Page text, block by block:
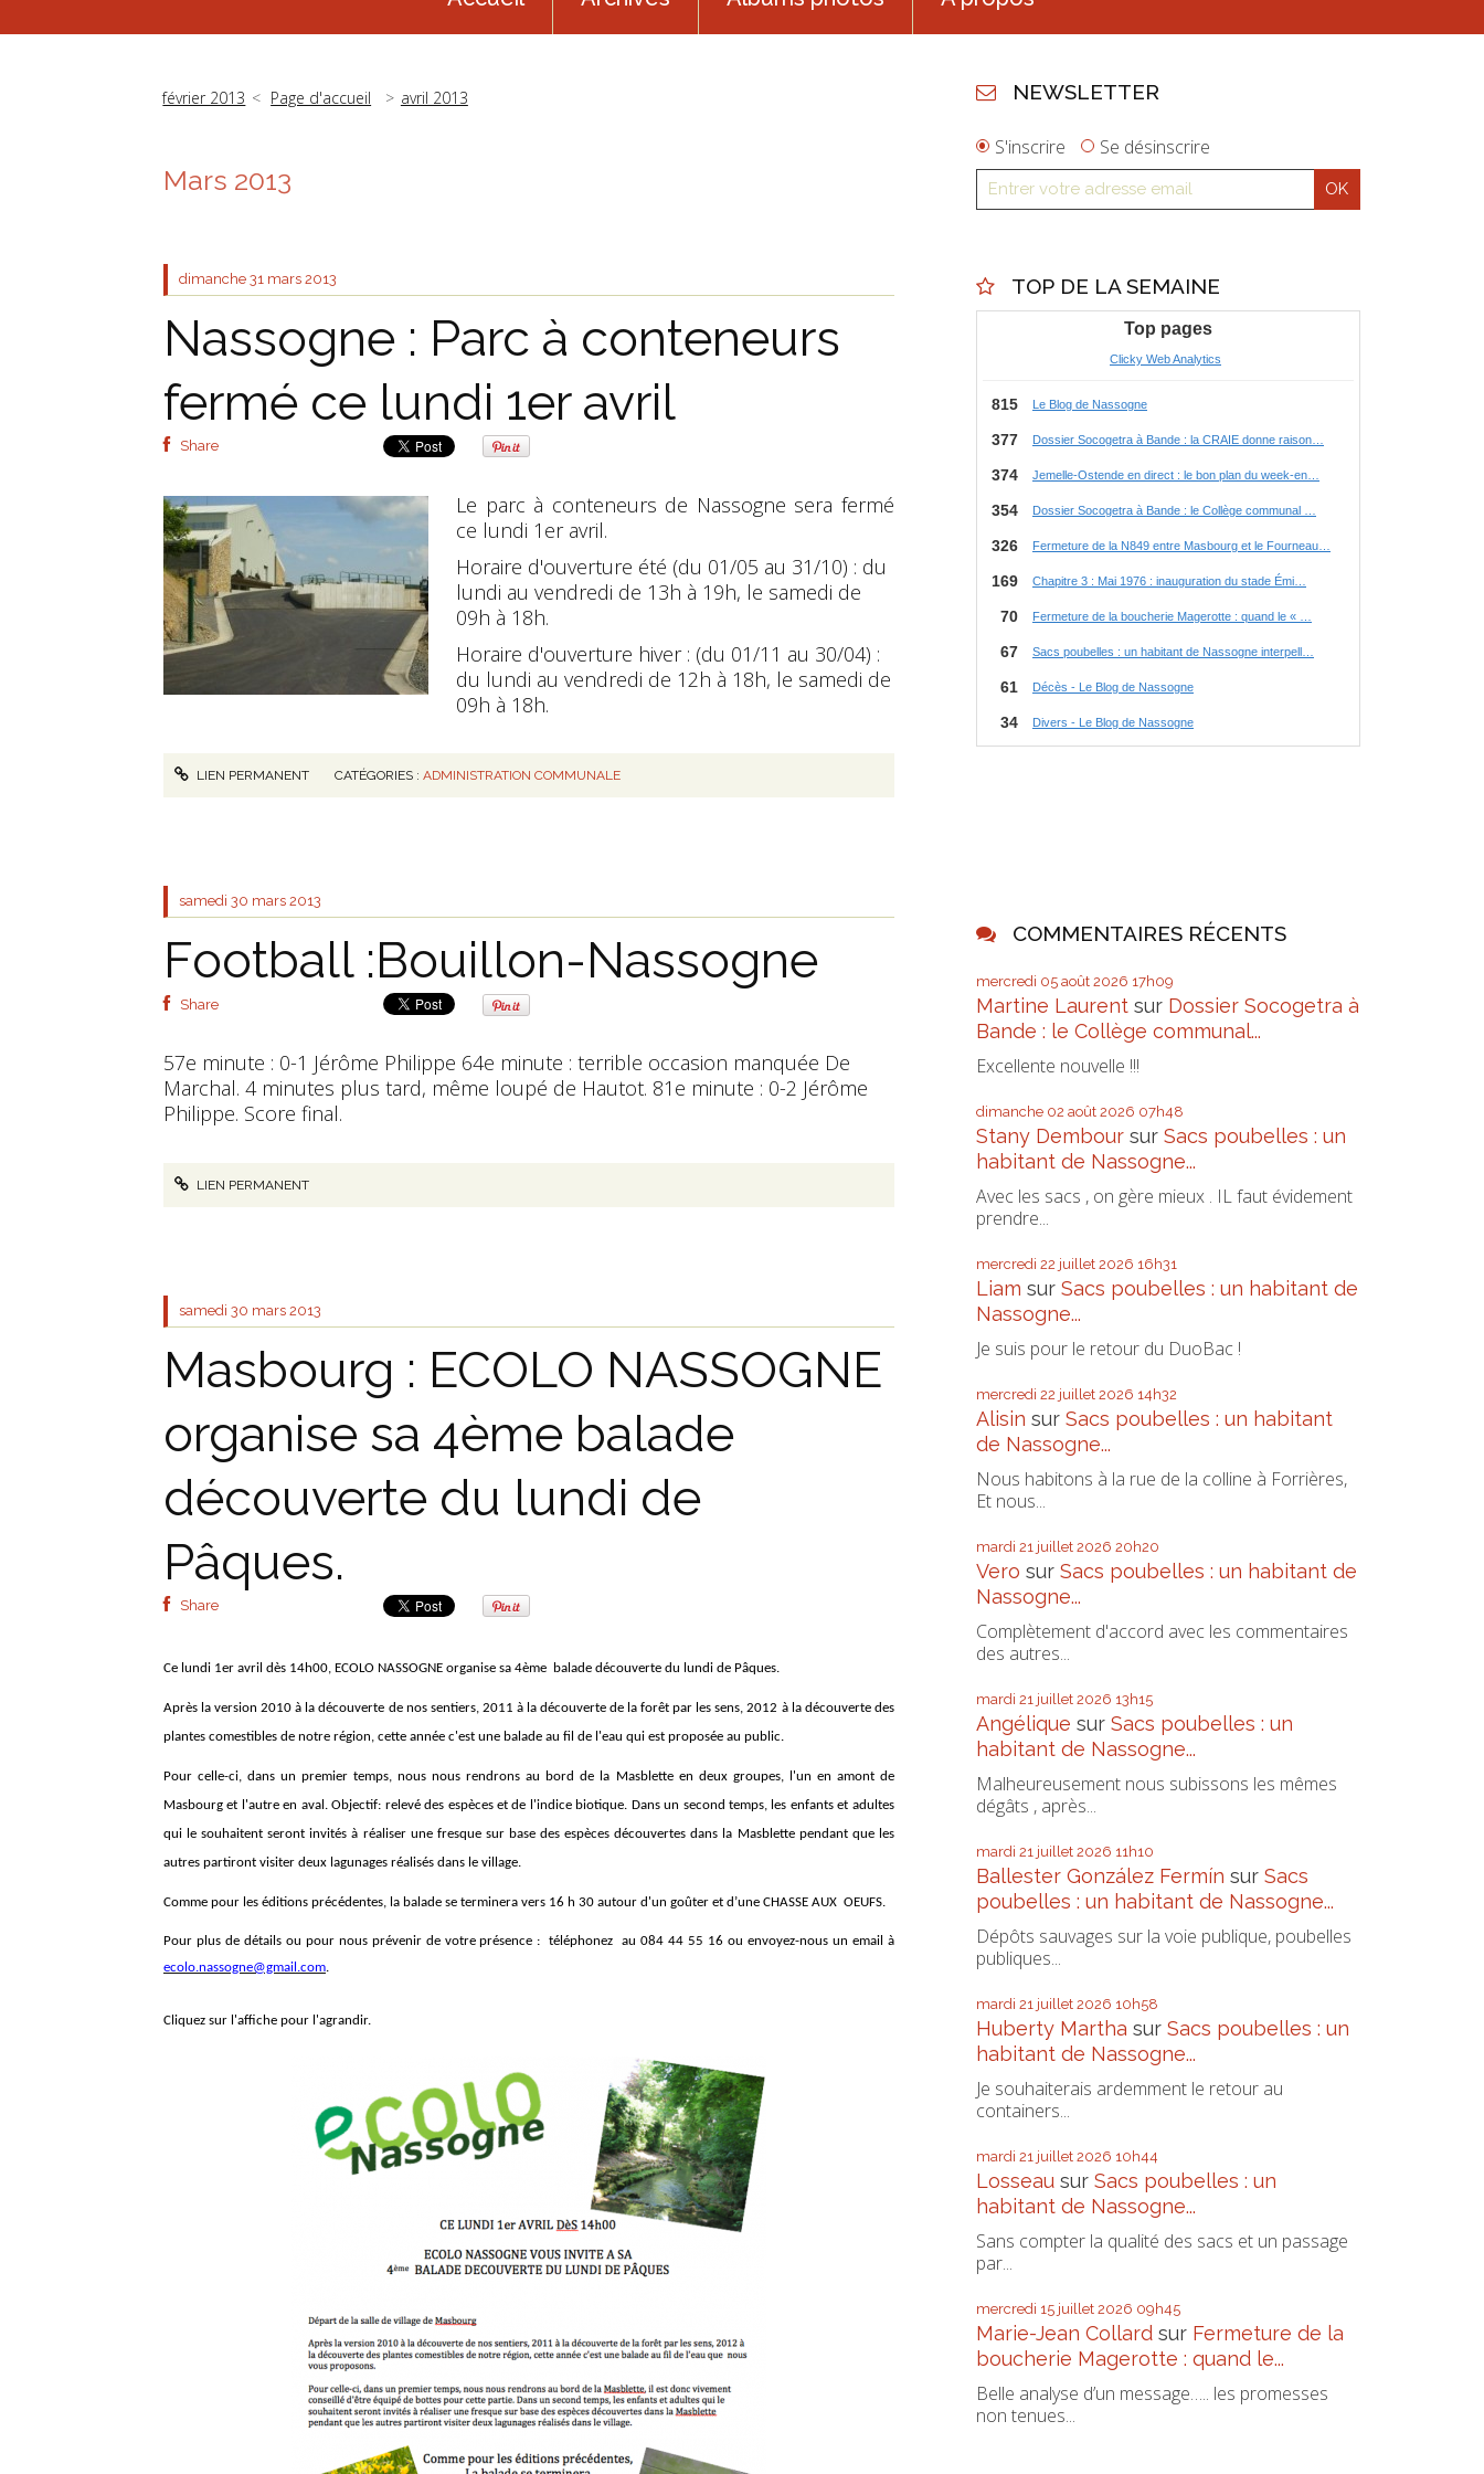
février 2013 Page d'accueil avril 2013
Mars 2013
dimanche 31 mars 2013
Nassogne : Parc à conteneurs
fermé ce lundi 1er avril
Share
Le parc à conteneurs de Nassogne sera fermé
ce lundi 1er avril.
Horaire d'ouverture été (du 01/05 au 31/10) : du
lundi au vendredi de 13h à 19h, le samedi de
09h à 18h.
Horaire d'ouverture hiver : (du 01/11 au 30/04) :
du lundi au vendredi de 12h à 18h, le samedi de
09h à 18h.
LIEN PERMANENT CATÉGORIES :ADMINISTRATION COMMUNALE
samedi 30 mars 2013
Football :Bouillon-Nassogne
Share
57e minute : 0-1 Jérôme Philippe 64e minute : terrible occasion manquée De
Marchal. 4 minutes plus tard, même loupé de Hautot. 81e minute : 0-2 Jérôme
Philippe. Score final.
LIEN PERMANENT
samedi 30 mars 2013
Masbourg : ECOLO NASSOGNE
organise sa 4ème balade
découverte du lundi de
Pâques.
Share
Ce lundi 1er avril dès 14h00, ECOLO NASSOGNE organise sa 4ème balade découverte du lundi de Pâques.
Après la version 2010 à la découverte de nos sentiers, 2011 à la découverte de la forêt par les sens, 2012 à la découverte des
plantes comestibles de notre région, cette année c'est une balade au fil de l'eau qui est proposée au public.
Pour celle-ci, dans un premier temps, nous nous rendrons au bord de la Masblette en deux groupes, l'un en amont de
Masbourg et l'autre en aval. Objectif: relevé des espèces et de l'indice biotique. Dans un second temps, les enfants et adultes
qui le souhaitent seront invités à réaliser une fresque sur base des espèces découvertes dans la Masblette pendant que les
autres partiront visiter deux lagunages réalisés dans le village.
Comme pour les éditions précédentes, l a balade se terminera vers 16 h 30 autour d'un goûter et d’une CHASSE AUX OEUFS.
Pour plus de détails ou pour nous prévenir de votre présence : téléphonez au 084 44 55 16 ou envoyez-nous un email à
ecolo.nassogne@gmail.com.
Cliquez sur l'affiche pour l'agrandir.
NEWSLETTER
S'inscrire Se désinscrire
TOP DE LA SEMAINE
COMMENTAIRES RÉCENTS
mercredi 05 août 2026 17h09
Martine Laurent sur Dossier Socogetra à
Bande : le Collège communal...
Excellente nouvelle !!!
dimanche 02 août 2026 07h48
Stany Dembour surSacs poubelles : un
habitant de Nassogne...
Avec les sacs , on gère mieux . IL faut évidement
prendre...
mercredi 22 juillet 2026 16h31
Liam surSacs poubelles : un habitant de
Nassogne...
Je suis pour le retour du DuoBac !
mercredi 22 juillet 2026 14h32
Alisin surSacs poubelles : un habitant
de Nassogne...
Nous habitons à la rue de la colline à Forrières,
Et nous...
mardi 21 juillet 2026 20h20
Vero surSacs poubelles : un habitant de
Nassogne...
Complètement d'accord avec les commentaires
des autres...
mardi 21 juillet 2026 13h15
Angélique surSacs poubelles : un
habitant de Nassogne...
Malheureusement nous subissons les mêmes
dégâts , après...
mardi 21 juillet 2026 11h10
Ballester González Fermín surSacs
poubelles : un habitant de Nassogne...
Dépôts sauvages sur la voie publique, poubelles
publiques...
mardi 21 juillet 2026 10h58
Huberty Martha surSacs poubelles : un
habitant de Nassogne...
Je souhaiterais ardemment le retour au
containers...
mardi 21 juillet 2026 10h44
Losseau surSacs poubelles : un
habitant de Nassogne...
Sans compter la qualité des sacs et un passage
par...
mercredi 15 juillet 2026 09h45
Marie-Jean Collard sur Fermeture de la
boucherie Magerotte : quand le...
Belle analyse d’un message….. les promesses
non tenues...